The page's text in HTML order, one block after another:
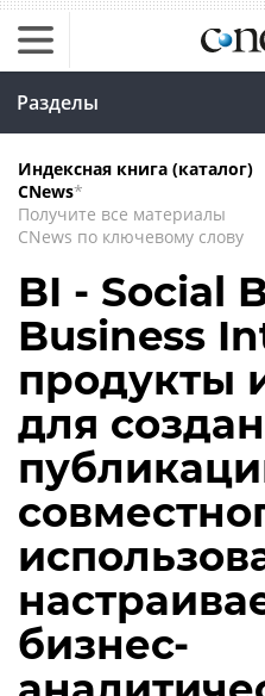
Разделы
Индексная книга (каталог)
CNews*
Получите все материалы
CNews по ключевому слову
BI - Social
Business
продукты
для
бизнес-